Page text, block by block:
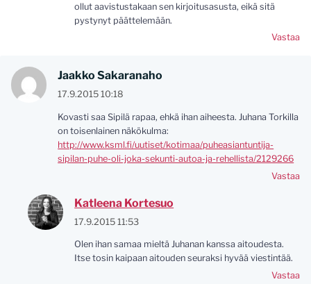
ollut aavistustakaan sen kirjoitusasusta, eikä sitä
pystynyt päättelemään.
Vastaa
Jaakko Sakaranaho
17.9.2015 10:18
Kovasti saa Sipilä rapaa, ehkä ihan aiheesta. Juhana Torkilla
on toisenlainen näkökulma:
http://www.ksml.fi/uutiset/kotimaa/puheasiantuntija-
sipilan-puhe-oli-joka-sekunti-autoa-ja-rehellista/2129266
Vastaa
Katleena Kortesuo
17.9.2015 11:53
Olen ihan samaa mieltä Juhanan kanssa aitoudesta.
Itse tosin kaipaan aitouden seuraksi hyvää viestintää.
Vastaa